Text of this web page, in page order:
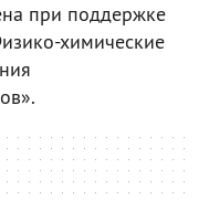
при поддержке
химические